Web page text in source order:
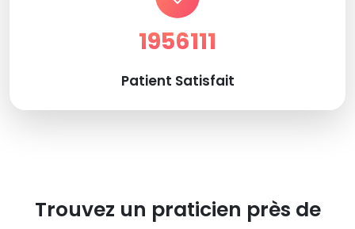
1956111
Patient Satisfait
Trouvez un praticien près de